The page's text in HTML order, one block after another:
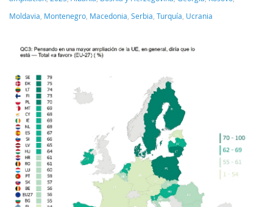
Moldavia Montenegro Macedonia Serbia Turquía Ucrania